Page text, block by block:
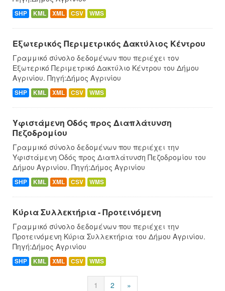
SHP KML XML CSV WMS
Εξωτερικός Περιμετρικός Δακτύλιος Κέντρου
Γραμμικό σύνολο δεδομένων που περιέχει τον
Εξωτερικό Περιμετρικό Δακτύλιο Κέντρου του Δήμου
Αγρινίου. Πηγή:Δήμος Αγρινίου
SHP KML XML CSV WMS
Υφιστάμενη Οδός προς Διαπλάτυνση
Πεζοδρομίου
Γραμμικό σύνολο δεδομένων που περιέχει την
Υφιστάμενη Οδός προς Διαπλάτυνση Πεζοδρομίου του
Δήμου Αγρινίου. Πηγή:Δήμος Αγρινίου
SHP KML XML CSV WMS
Κύρια Συλλεκτήρια - Προτεινόμενη
Γραμμικό σύνολο δεδομένων που περιέχει την
Προτεινόμενη Κύρια Συλλεκτήρια του Δήμου Αγρινίου.
Πηγή:Δήμος Αγρινίου
SHP KML XML CSV WMS
1 2 »